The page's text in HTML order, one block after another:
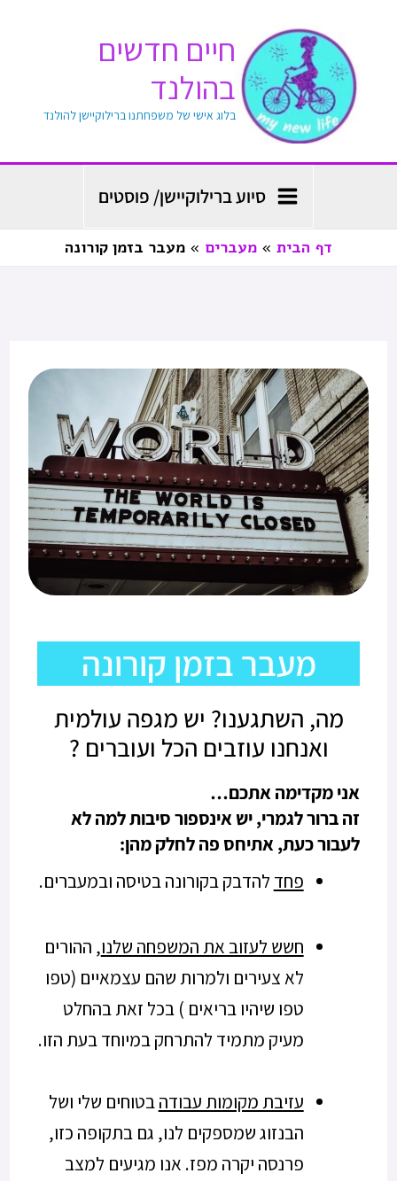
חיים חדשים
בהולנד
בלוג אישי של משפחתנו ברילוקיישן להולנד
סיוע ברילוקיישן/ פוסטים
דף הבית מעברים מעבר בזמן קורונה
מעבר בזמן קורונה
מה, השתגענו? יש מגפה עולמית
ואנחנו עוזבים הכל ועוברים ?
אני מקדימה אתכם…
זה ברור לגמרי, יש אינספור סיבות למה לא
לעבור כעת, אתיחס פה לחלק מהן:
פחד להדבק בקורונה בטיסה ובמעברים.
חשש לעזוב את המשפחה שלנו, ההורים
לא צעירים ולמרות שהם עצמאיים (טפו
טפו שיהיו בריאים ) בכל זאת בהחלט
מעיק מתמיד להתרחק במיוחד בעת הזו.
עזיבת מקומות עבודהבטוחים שלי ושל
הבנזוג שמספקים לנו, גם בתקופה כזו,
פרנסה יקרה מפז. אנו מגיעים למצב